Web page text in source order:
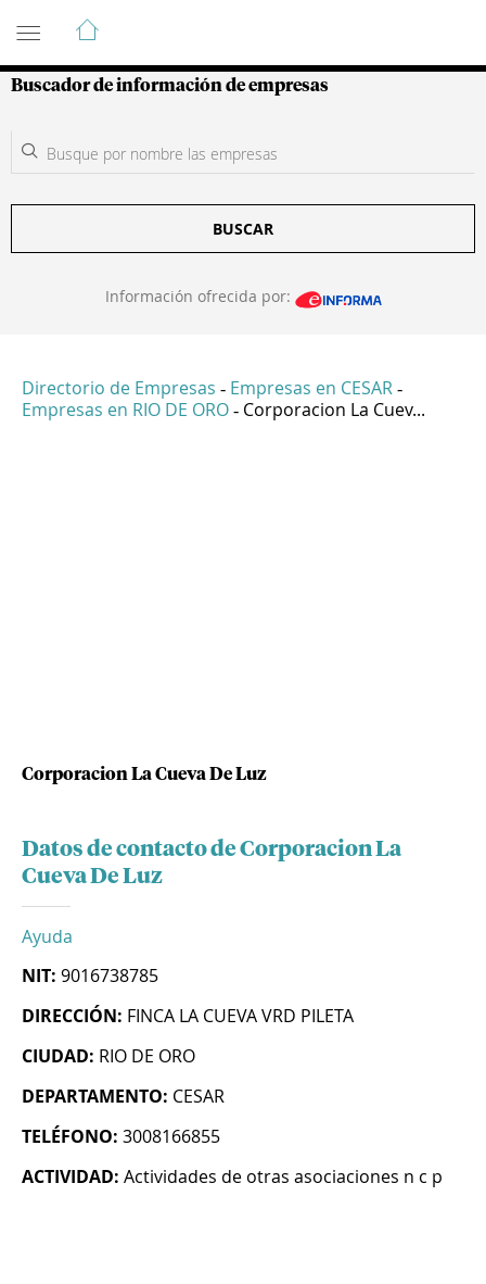
Guía de Empresas Colombianas
Buscador de información de empresas
BUSCAR
Información ofrecida por:
Directorio de Empresas - Empresas en CESAR -
Empresas en RIO DE ORO - Corporacion La Cuev...
Corporacion La Cueva De Luz
Datos de contacto de Corporacion La
Cueva De Luz
Ayuda
NIT: 9016738785
DIRECCIÓN: FINCA LA CUEVA VRD PILETA
CIUDAD: RIO DE ORO
DEPARTAMENTO: CESAR
TELÉFONO: 3008166855
ACTIVIDAD: Actividades de otras asociaciones n c p